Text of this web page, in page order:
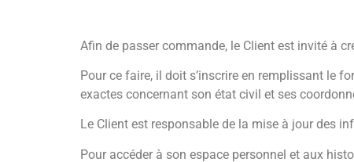
Afin de passer commande, le Client est invité à
Pour ce faire, il doit s’inscrire en remplissant le
exactes concernant son état civil et ses
Le Client est responsable de la mise à jour des
Pour accéder à son espace personnel et aux